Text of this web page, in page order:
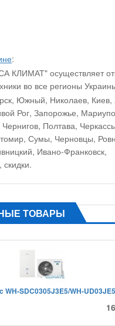
:
КЛИМАТ" осуществляет
во все регионы
Южный, Николаев, Киев,
Рог, Запорожье,
Полтава,
Сумы, Черновцы,
Ивано-Франковск,
ТОВАРЫ
WH-SDC0305J3E5/WH-UD03JE5